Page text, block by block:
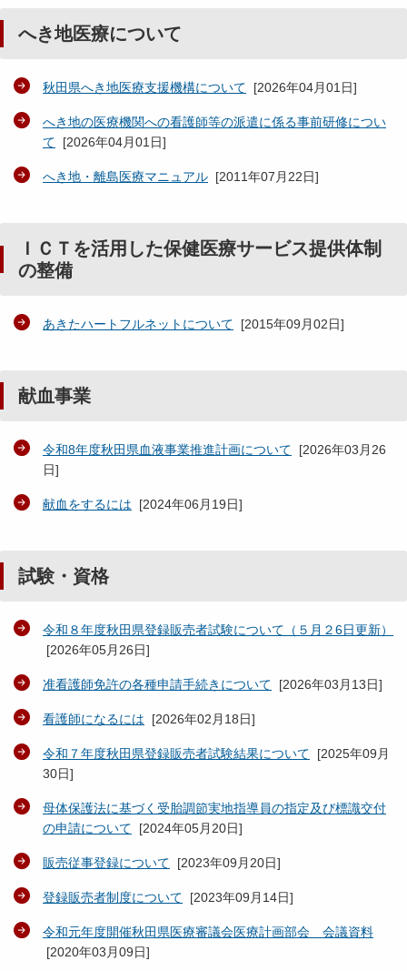
へき地医療について
秋田県へき地医療支援機構について [2026年04月01日]
へき地の医療機関への看護師等の派遣に係る事前研修につい
て [2026年04月01日]
へき地・離島医療マニュアル [2011年07月22日]
ＩＣＴを活用した保健医療サービス提供体制
の整備
あきたハートフルネットについて [2015年09月02日]
献血事業
令和8年度秋田県血液事業推進計画について [2026年03月26
日]
献血をするには [2024年06月19日]
試験・資格
令和８年度秋田県登録販売者試験について（５月２6日更新）
[2026年05月26日]
准看護師免許の各種申請手続きについて [2026年03月13日]
看護師になるには [2026年02月18日]
令和７年度秋田県登録販売者試験結果について [2025年09月
30日]
母体保護法に基づく受胎調節実地指導員の指定及び標識交付
の申請について [2024年05月20日]
販売従事登録について [2023年09月20日]
登録販売者制度について [2023年09月14日]
令和元年度開催秋田県医療審議会医療計画部会 会議資料
[2020年03月09日]